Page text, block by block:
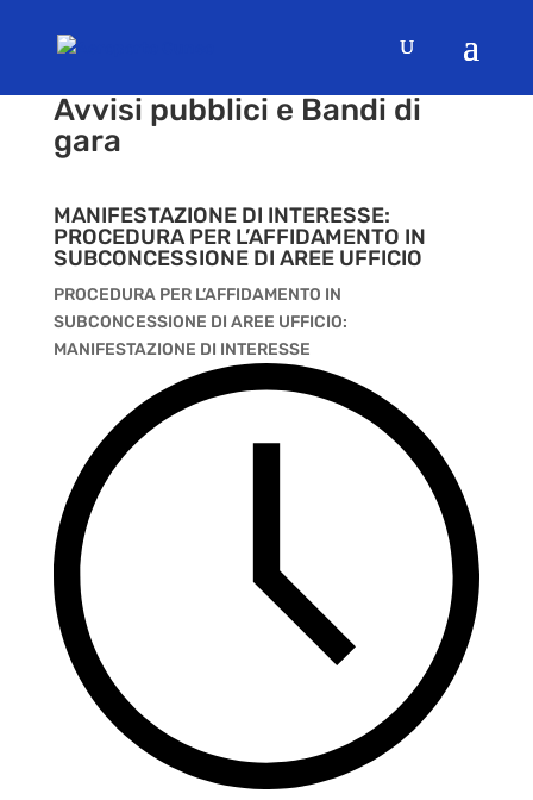
Avvisi pubblici e Bandi di
gara
MANIFESTAZIONE DI INTERESSE:
PROCEDURA PER L’AFFIDAMENTO IN
SUBCONCESSIONE DI AREE UFFICIO
PROCEDURA PER L’AFFIDAMENTO IN
SUBCONCESSIONE DI AREE UFFICIO:
MANIFESTAZIONE DI INTERESSE